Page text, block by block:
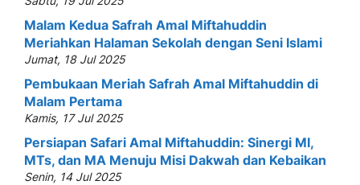
Malam Kedua Safrah Amal Miftahuddin
Meriahkan Halaman Sekolah dengan Seni Islami
Jumat, 18 Jul 2025
Pembukaan Meriah Safrah Amal Miftahuddin di
Malam Pertama
Kamis, 17 Jul 2025
Persiapan Safari Amal Miftahuddin: Sinergi MI,
MTs, dan MA Menuju Misi Dakwah dan Kebaikan
Senin, 14 Jul 2025